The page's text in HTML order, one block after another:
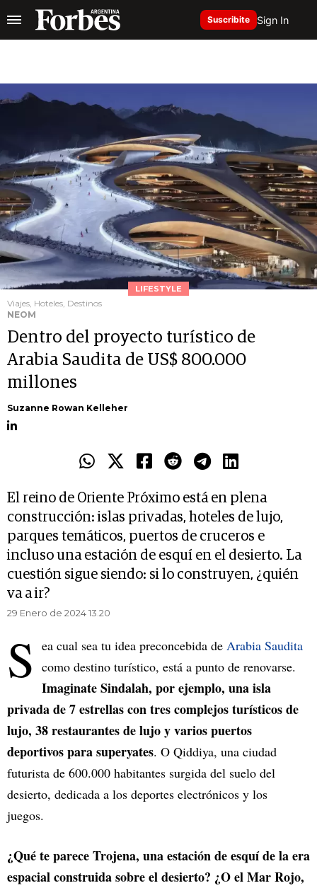
Suscribite Sign In
LIFESTYLE
Viajes, Hoteles, Destinos
NEOM
Dentro del proyecto turístico de
Arabia Saudita de US$ 800.000
millones
Suzanne Rowan Kelleher
El reino de Oriente Próximo está en plena
construcción: islas privadas, hoteles de lujo,
parques temáticos, puertos de cruceros e
incluso una estación de esquí en el desierto. La
cuestión sigue siendo: si lo construyen, ¿quién
va a ir?
29 Enero de 2024 13.20
S ea cual sea tu idea preconcebida de Arabia Saudita
como destino turístico, está a punto de renovarse.
Imaginate Sindalah, por ejemplo, una isla
privada de 7 estrellas con tres complejos turísticos de
lujo, 38 restaurantes de lujo y varios puertos
deportivos para superyates. O Qiddiya, una ciudad
futurista de 600.000 habitantes surgida del suelo del
desierto, dedicada a los deportes electrónicos y los
juegos.
¿Qué te parece Trojena, una estación de esquí de la era
espacial construida sobre el desierto? ¿O el Mar Rojo,